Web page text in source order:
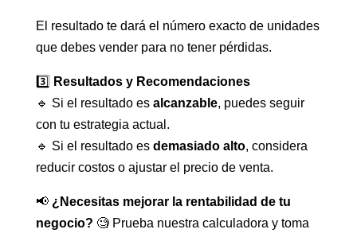
El resultado te dará el número exacto de unidades
que debes vender para no tener pérdidas.
3️⃣
Resultados y Recomendaciones
🔹 Si el resultado es alcanzable, puedes seguir
con tu estrategia actual.
🔹 Si el resultado es demasiado alto, considera
reducir costos o ajustar el precio de venta.
📢 ¿Necesitas mejorar la rentabilidad de tu
negocio? 🧐 Prueba nuestra calculadora y toma